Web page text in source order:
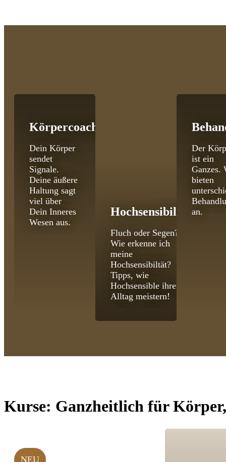
Körpercoaching
Dein Körper
sendet
Signale.
Deine äußere
Haltung sagt
viel über
Dein Inneres
Wesen aus.
Hochsensibilität
Fluch oder Segen?
Wie erkenne ich
meine
Hochsensibiltät?
Tipps, wie
Hochsensible ihren
Alltag meistern!
Der
ist ein
Ganzes.
bieten
an.
Kurse: Ganzheitlich für
NEU